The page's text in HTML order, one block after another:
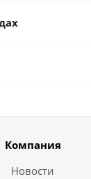
Компания
Новости